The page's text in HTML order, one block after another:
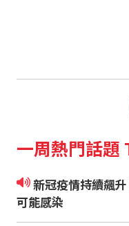
一周熱門話題
新冠疫情持續飆升 常見八大症狀 沒發燒也
可能感染